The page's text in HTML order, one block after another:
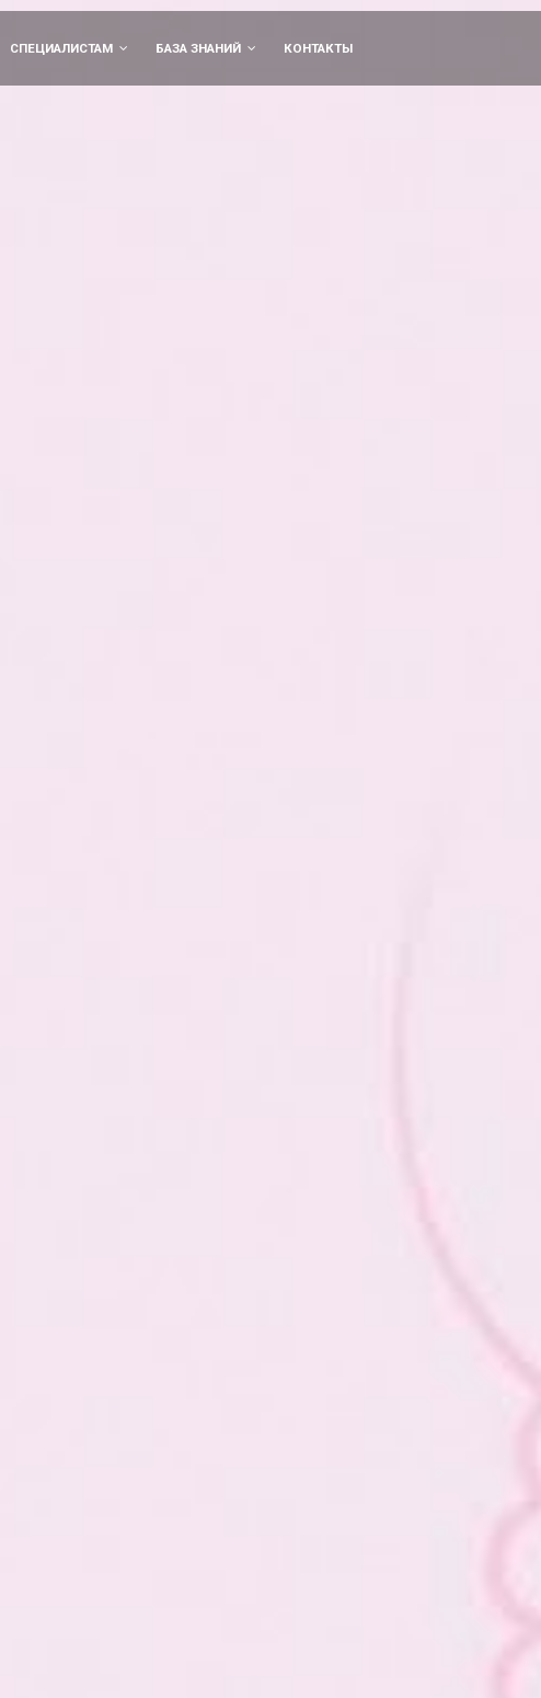
СПЕЦИАЛИСТАМ БАЗА ЗНАНИЙ КОНТАКТЫ